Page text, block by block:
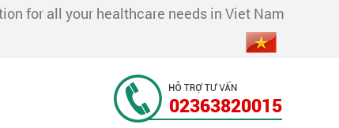
for all your healthcare needs in Viet Nam
02363820015